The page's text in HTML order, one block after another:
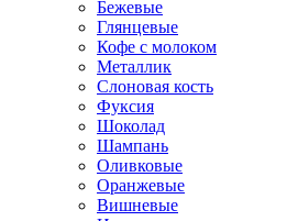
Бежевые
Глянцевые
Кофе с молоком
Металлик
Слоновая кость
Фуксия
Шоколад
Шампань
Оливковые
Оранжевые
Вишневые